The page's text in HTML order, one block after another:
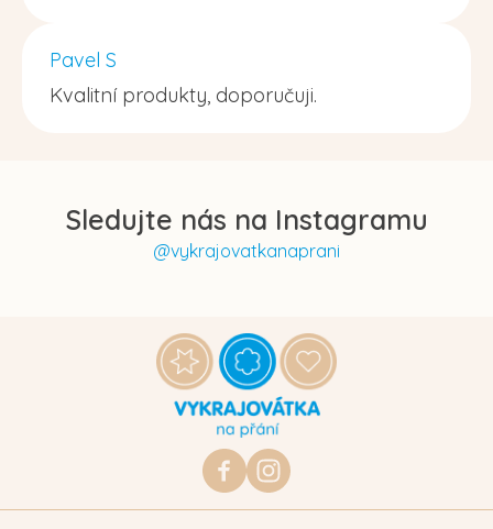
Pavel S
Kvalitní produkty, doporučuji.
Sledujte nás na Instagramu
@vykrajovatkanaprani
https://www.facebook.com/
vykrajovatkanaprani.cz